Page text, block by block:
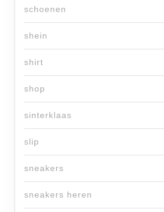
schoenen
shein
shirt
shop
sinterklaas
slip
sneakers
sneakers heren